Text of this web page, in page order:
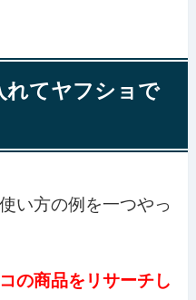
れてヤフショで
い方の例を一つやっ
の商品をリサーチし